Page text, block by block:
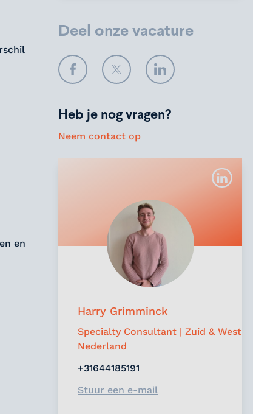
en
Deel onze vacature
FacebookTwitter LinkedIn
Heb je nog vragen?
Neem contact op
Harry Grimminck
Specialty Consultant | Zuid & West
Nederland
+31644185191
Stuur een e-mail